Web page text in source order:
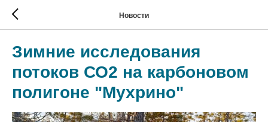
Новости
Зимние исследования
потоков СО2 на карбоновом
полигоне "Мухрино"